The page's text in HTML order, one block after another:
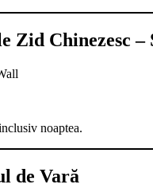
Zid Chinezesc –
noaptea.
de Vară